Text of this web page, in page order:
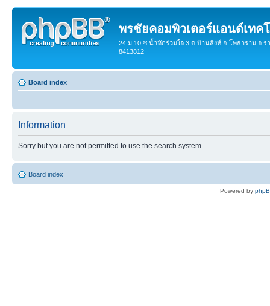
พรชัยคอมพิวเตอร์แอนด์เทค
24 ม.10 ซ.น้ำหักร่วมใจ 3 ต.บ้านสิงห์ อ.โพธาราม จ.ร
8413812
Board index
Information
Sorry but you are not permitted to use the search system.
Board index
Powered by